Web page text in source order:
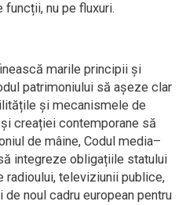
nu pe fluxuri.
marile principii și
patrimoniului să așeze clar
și mecanismele de
creației contemporane să
de mâine, Codul media–
integreze obligațiile statului
radioului, televiziunii publice,
noul cadru european pentru